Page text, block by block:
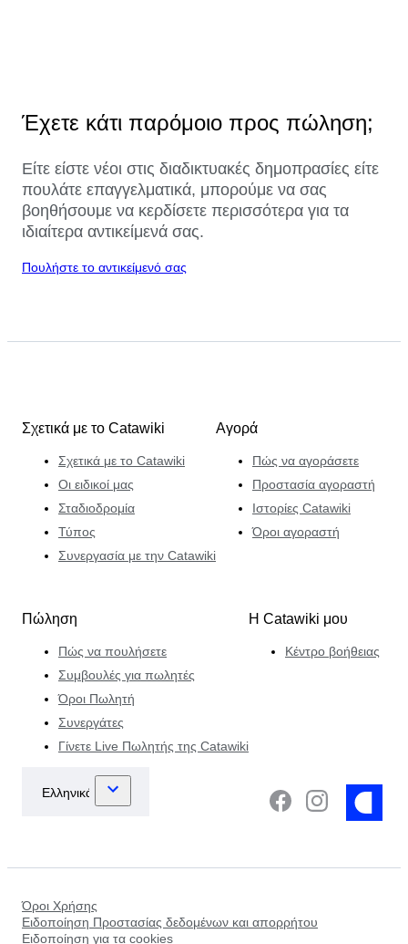
Έχετε κάτι παρόμοιο προς πώληση;
Είτε είστε νέοι στις διαδικτυακές δημοπρασίες είτε
πουλάτε επαγγελματικά, μπορούμε να σας
βοηθήσουμε να κερδίσετε περισσότερα για τα
ιδιαίτερα αντικείμενά σας.
Πουλήστε το αντικείμενό σας
Σχετικά με το Catawiki
Σχετικά με το Catawiki
Οι ειδικοί μας
Σταδιοδρομία
Τύπος
Συνεργασία με την Catawiki
Αγορά
Πώς να αγοράσετε
Προστασία αγοραστή
Ιστορίες Catawiki
Όροι αγοραστή
Πώληση
Πώς να πουλήσετε
Συμβουλές για πωλητές
Όροι Πωλητή
Συνεργάτες
Γίνετε Live Πωλητής της Catawiki
Η Catawiki μου
Κέντρο βοήθειας
Όροι Χρήσης
Ειδοποίηση Προστασίας δεδομένων και απορρήτου
Ειδοποίηση για τα cookies